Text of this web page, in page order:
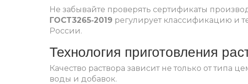
Не забывайте проверять сертификаты
ГОСТ3265‑2019 регулирует классификацию и
России.
Технология приготовления
Качество раствора зависит не только от типа
воды и добавок.